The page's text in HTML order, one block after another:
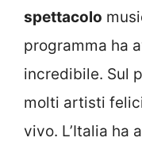
spettacolo
programma ha
incredibile. Sul
molti artisti
vivo. L’Italia ha